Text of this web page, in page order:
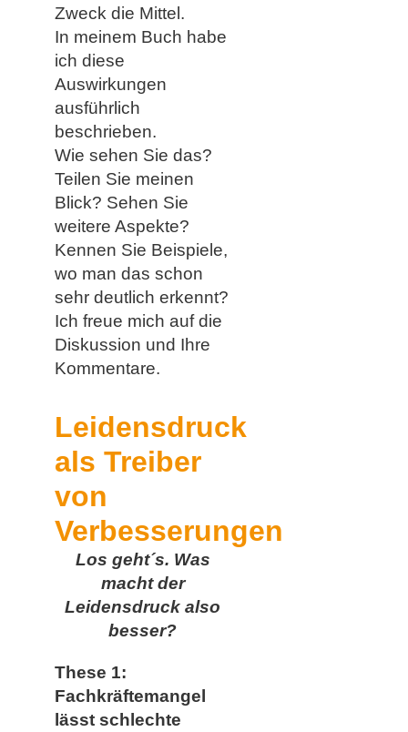
Zweck die Mittel.
In meinem Buch habe
ich diese
Auswirkungen
ausführlich
beschrieben.
Wie sehen Sie das?
Teilen Sie meinen
Blick? Sehen Sie
weitere Aspekte?
Kennen Sie Beispiele,
wo man das schon
sehr deutlich erkennt?
Ich freue mich auf die
Diskussion und Ihre
Kommentare.
Leidensdruck
als Treiber
von
Verbesserungen
Los geht´s. Was
macht der
Leidensdruck also
besser?
These 1:
Fachkräftemangel
lässt schlechte